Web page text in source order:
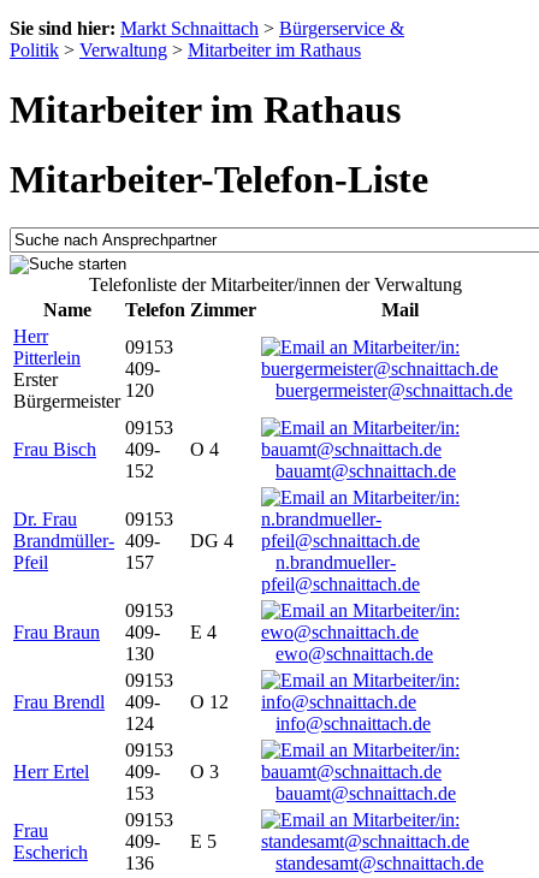
Sie sind hier: Markt Schnaittach > Bürgerservice &
Politik > Verwaltung > Mitarbeiter im Rathaus
Mitarbeiter im Rathaus
Mitarbeiter-Telefon-Liste
Telefonliste der Mitarbeiter/innen der Verwaltung
Name
Telefon Zimmer
Mail
Herr
Pitterlein
Erster
Bürgermeister
09153
409-
120
buergermeister@schnaittach.de
Frau Bisch
09153
409-
152
O 4
bauamt@schnaittach.de
Dr. Frau
Brandmüller-
Pfeil
09153
409-
157
DG 4
n.brandmueller-
pfeil@schnaittach.de
Frau Braun
09153
409-
130
E 4
ewo@schnaittach.de
Frau Brendl
09153
409-
124
O 12
info@schnaittach.de
Herr Ertel
09153
409-
153
O 3
bauamt@schnaittach.de
Frau
Escherich
09153
409-
136
E 5
standesamt@schnaittach.de